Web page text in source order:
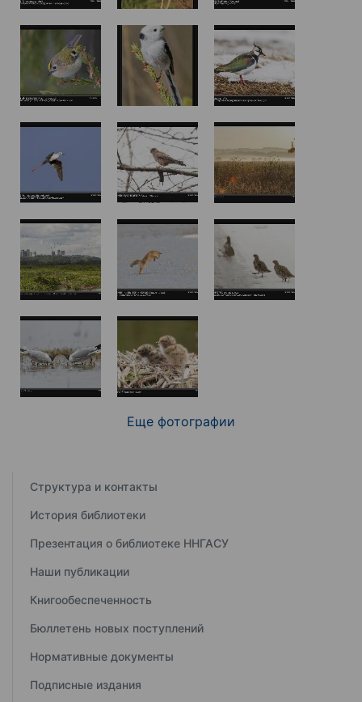
Еще фотографии
Структура и контакты
История библиотеки
Презентация о библиотеке ННГАСУ
Наши публикации
Книгообеспеченность
Бюллетень новых поступлений
Нормативные документы
Подписные издания